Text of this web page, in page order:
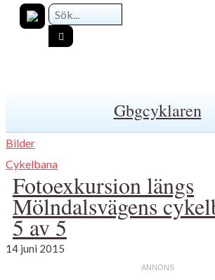
Gbgcyklaren
Bilder
Cykelbana
Fotoexkursion längs
Mölndalsvägens
5 av 5
14 juni 2015